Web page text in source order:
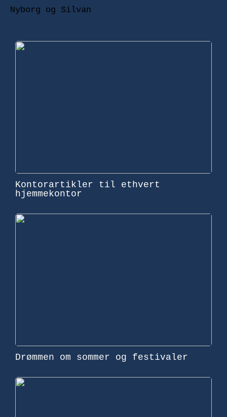
Nyborg og Silvan
Kontorartikler til ethvert
hjemmekontor
Drømmen om sommer og festivaler